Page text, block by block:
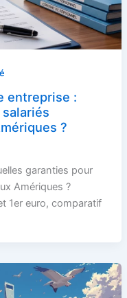
entreprise :
?
garanties pour
Amériques ?
1er euro, comparatif